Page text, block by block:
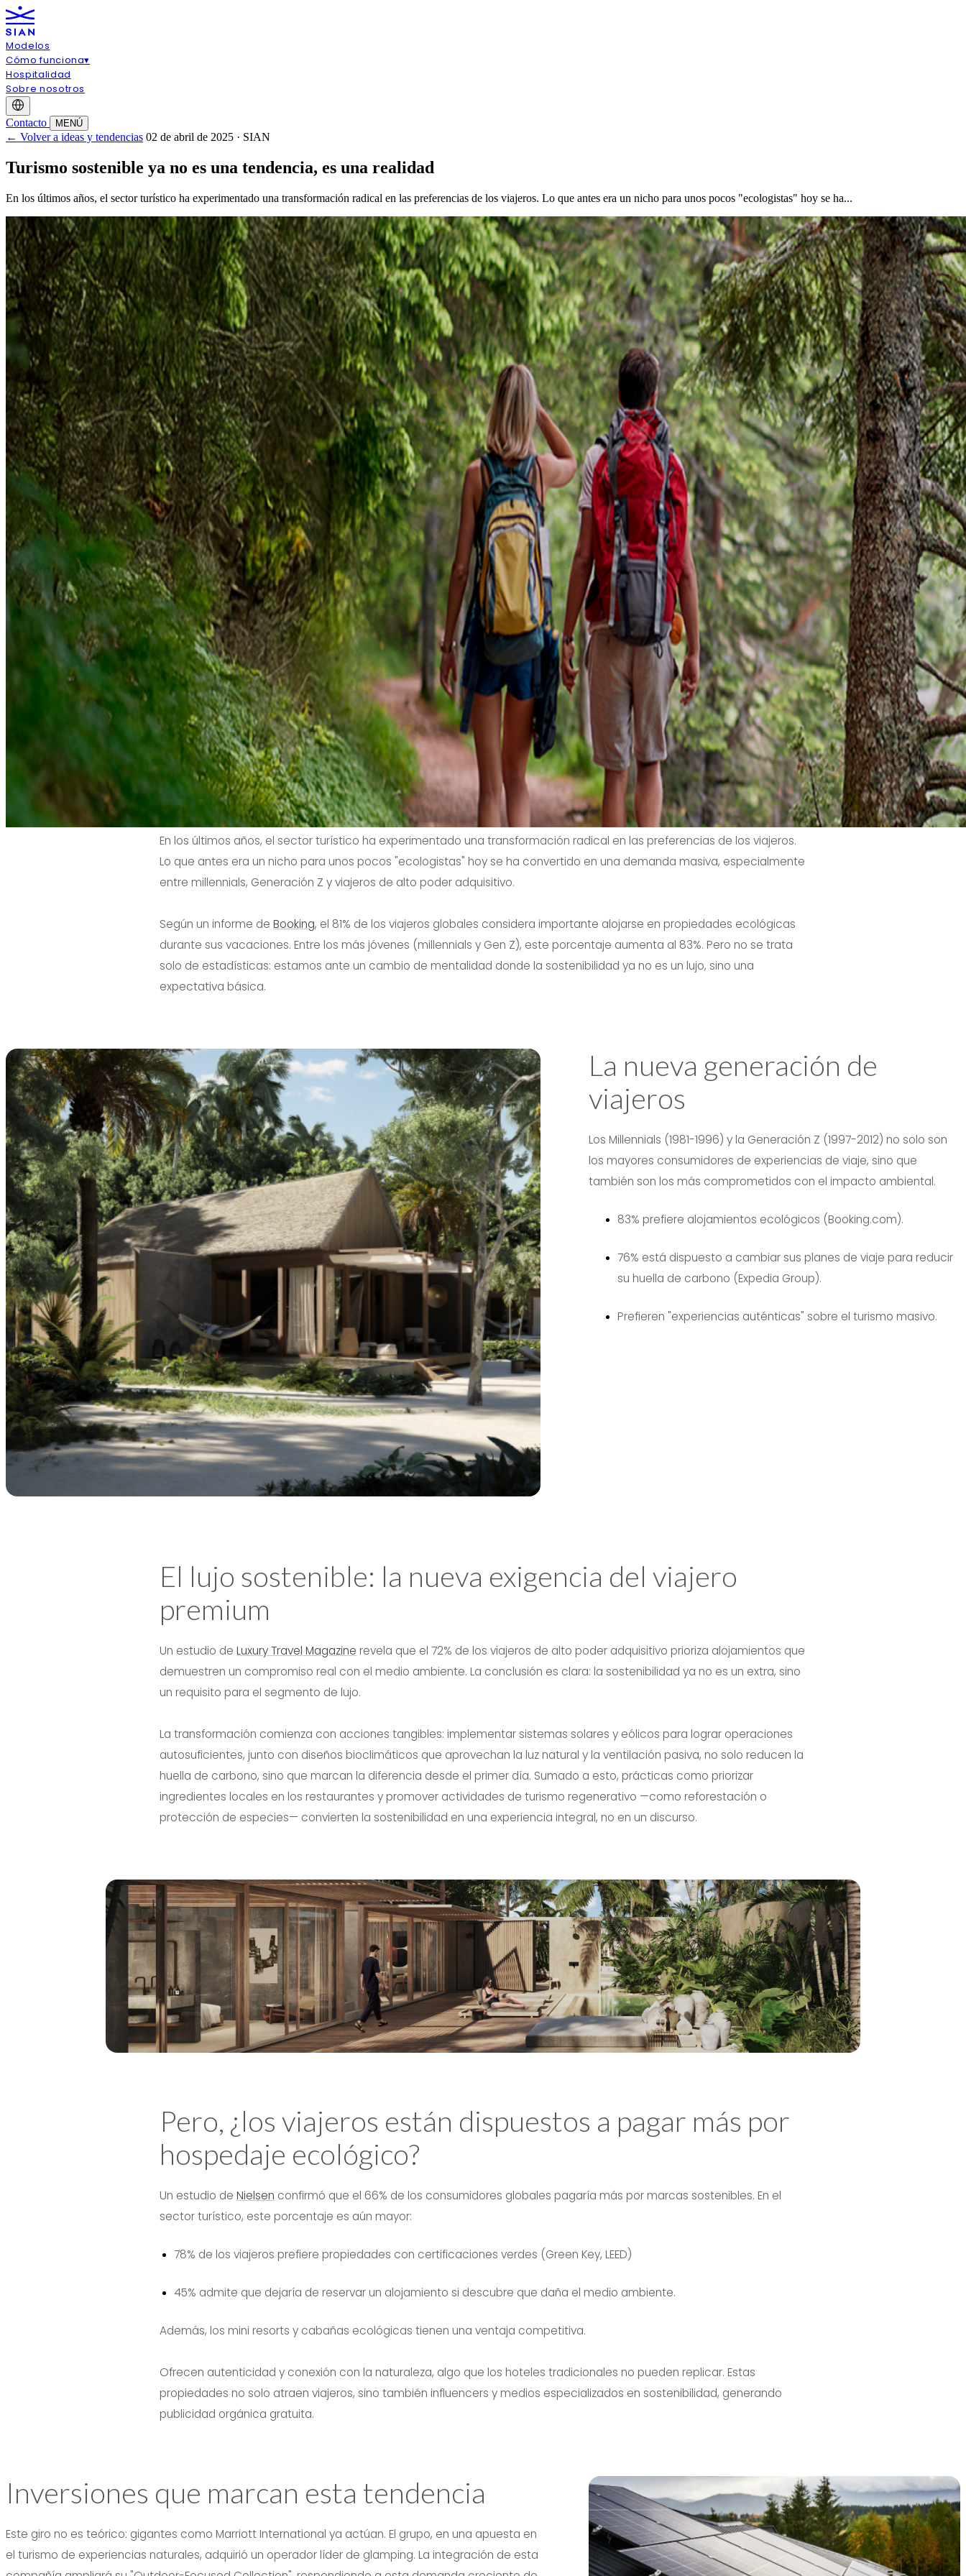
Modelos
Cómo funciona▾
Hospitalidad
Sobre nosotros
Contacto MENÚ
← Volver a ideas y tendencias 02 de abril de 2025 · SIAN
Turismo sostenible ya no es una tendencia, es una realidad
En los últimos años, el sector turístico ha experimentado una transformación radical en las preferencias de los viajeros. Lo que antes era un nicho para unos pocos "ecologistas" hoy se ha...
En los últimos años, el sector turístico ha experimentado una transformación radical en las preferencias de los viajeros.
Lo que antes era un nicho para unos pocos "ecologistas" hoy se ha convertido en una demanda masiva, especialmente
entre millennials, Generación Z y viajeros de alto poder adquisitivo.
Según un informe de Booking, el 81% de los viajeros globales considera importante alojarse en propiedades ecológicas
durante sus vacaciones. Entre los más jóvenes (millennials y Gen Z), este porcentaje aumenta al 83%. Pero no se trata
solo de estadísticas: estamos ante un cambio de mentalidad donde la sostenibilidad ya no es un lujo, sino una
expectativa básica.
La nueva generación de
viajeros
Los Millennials (1981-1996) y la Generación Z (1997-2012) no solo son
los mayores consumidores de experiencias de viaje, sino que
también son los más comprometidos con el impacto ambiental.
83% prefiere alojamientos ecológicos (Booking.com).
76% está dispuesto a cambiar sus planes de viaje para reducir
su huella de carbono (Expedia Group).
Prefieren "experiencias auténticas" sobre el turismo masivo.
El lujo sostenible: la nueva exigencia del viajero
premium
Un estudio de Luxury Travel Magazine revela que el 72% de los viajeros de alto poder adquisitivo prioriza alojamientos que
demuestren un compromiso real con el medio ambiente. La conclusión es clara: la sostenibilidad ya no es un extra, sino
un requisito para el segmento de lujo.
La transformación comienza con acciones tangibles: implementar sistemas solares y eólicos para lograr operaciones
autosuficientes, junto con diseños bioclimáticos que aprovechan la luz natural y la ventilación pasiva, no solo reducen la
huella de carbono, sino que marcan la diferencia desde el primer día. Sumado a esto, prácticas como priorizar
ingredientes locales en los restaurantes y promover actividades de turismo regenerativo —como reforestación o
protección de especies— convierten la sostenibilidad en una experiencia integral, no en un discurso.
Pero, ¿los viajeros están dispuestos a pagar más por
hospedaje ecológico?
Un estudio de Nielsen confirmó que el 66% de los consumidores globales pagaría más por marcas sostenibles. En el
sector turístico, este porcentaje es aún mayor:
78% de los viajeros prefiere propiedades con certificaciones verdes (Green Key, LEED)
45% admite que dejaría de reservar un alojamiento si descubre que daña el medio ambiente.
Además, los mini resorts y cabañas ecológicas tienen una ventaja competitiva.
Ofrecen autenticidad y conexión con la naturaleza, algo que los hoteles tradicionales no pueden replicar. Estas
propiedades no solo atraen viajeros, sino también influencers y medios especializados en sostenibilidad, generando
publicidad orgánica gratuita.
Inversiones que marcan esta tendencia
Este giro no es teórico: gigantes como Marriott International ya actúan. El grupo, en una apuesta en
el turismo de experiencias naturales, adquirió un operador líder de glamping. La integración de esta